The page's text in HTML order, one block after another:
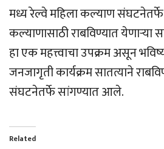
मध्य रेल्वे महिला कल्याण संघटनेतर्फे
कल्याणासाठी राबविण्यात येणार्‍या
हा एक महत्त्वाचा उपक्रम असून
जनजागृती कार्यक्रम सातत्याने
संघटनेतर्फे सांगण्यात आले.
Related